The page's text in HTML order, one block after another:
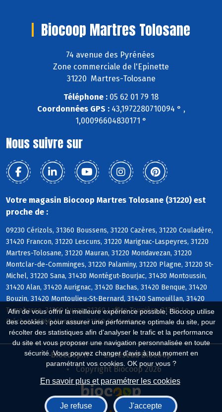
Afin de vous offrir la meilleure expérience possible, Biocoop utilise
des cookies : pour assurer une performance optimale du site, pour
récolter des statistiques afin d'analyser le trafic et la performance
du site et vous proposer une navigation personnalisée en toute
sécurité. Vous pouvez changer d'avis à tout moment en
paramétrant vos cookies. OK pour vous ?
En savoir plus et paramétrer les cookies
Je refuse J'accepte
Biocoop Martres Tolosane
74 avenue des Pyrénées
Zone commerciale de l'Epinette
31220 Martres-Tolosane
Téléphone : 05 62 01 79 18
Coordonnées GPS :43,1972280710094 ° ,
1,00096604830171 °
Nous suivre sur
Votre magasin Biocoop Martres Tolosane (31220) est
proche de :
09230 Cérizols, 31360 Boussens, 31220 Cazères, 31220 Couladère,
31420 Francon, 31220 Lescuns, 31220 Marignac-Laspeyres, 31220
Martres-Tolosane, 31220 Mauran, 31220 Mondavezan, 31220
Montclar-de-Comminges, 31220 Palaminy, 31220 Plagne, 31220 St-
Michel, 31220 Sana, 31430 Montégut-Bourjac, 31430 Montoussin,
31420 Alan, 31420 Aurignac, 31420 Bachas, 31420 Benque, 31420
Bouzin, 31420 Montoulieu-St-Bernard, 31420 Samouillan, 31420
Terrebasse, 31360 Auzas, 31360 Laffite-Toupière, 31360 Le
Fréchet, 31360 Mancioux, 31360 St-Martory
Biocoop.fr
Le réseau Biocoop
Copyright Biocoop 2026